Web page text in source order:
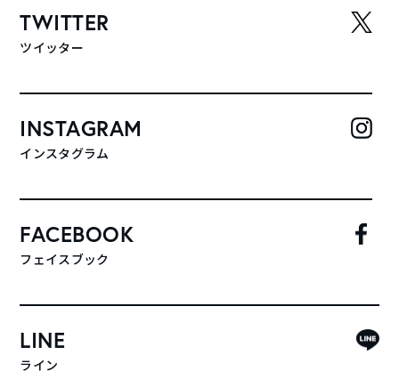
TWITTER
ツイッター
INSTAGRAM
インスタグラム
FACEBOOK
フェイスブック
LINE
ライン